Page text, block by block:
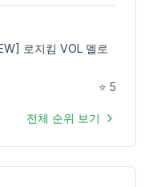
로지킴 VOL 멜로
⭐ 5
전체 순위 보기